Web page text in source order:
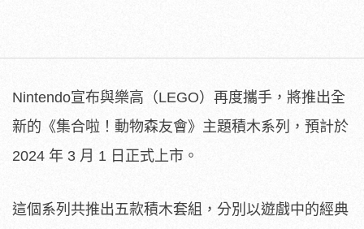
Nintendo宣布與樂高（LEGO）再度攜手，將推出全
新的《集合啦！動物森友會》主題積木系列，預計於
2024 年 3 月 1 日正式上市。
這個系列共推出五款積木套組，分別以遊戲中的經典